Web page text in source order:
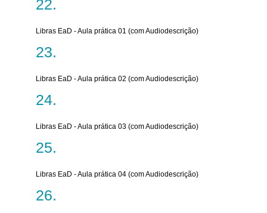
Libras EaD - Aula prática 01 (com Audiodescrição)
Libras EaD - Aula prática 02 (com Audiodescrição)
Libras EaD - Aula prática 03 (com Audiodescrição)
Libras EaD - Aula prática 04 (com Audiodescrição)